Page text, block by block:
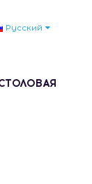
Русский